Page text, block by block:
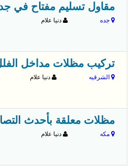
مقاول تسليم مفتاح في جدة,
جده دنيا علام
تركيب مظلات مداخل الفلل
الشرقيه دنيا علام
مظلات معلقة بأحدث التصاميم
مكه دنيا علام